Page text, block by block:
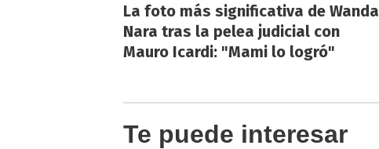
La foto más significativa de Wanda
Nara tras la pelea judicial con
Mauro Icardi: "Mami lo logró"
Te puede interesar